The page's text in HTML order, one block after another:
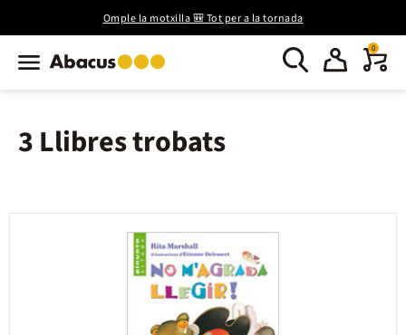
Omple la motxilla 🎒 Tot per a la tornada
0
3 Llibres trobats